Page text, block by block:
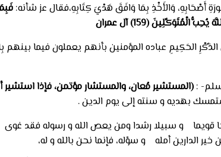
أَصْحَابِهِ، وَالأَخْذِ بِمَا وَافَقَ هَدْيَ كِتَابِهِ،فقال عز شأنه:
(159) آل عمران
الحَكِيمِ عباده المؤمنين بأنهم يعملون فيما بينهم
:(المستشير مُعان، والمستشار مؤتمن، فإذا
بهديه و سنته إلى يوم الدين .
و سبيلا رشدا ومن يعص الله و رسوله فقد غوى و
الدارين أمله و سؤله، فإنما نحن بالله و له،